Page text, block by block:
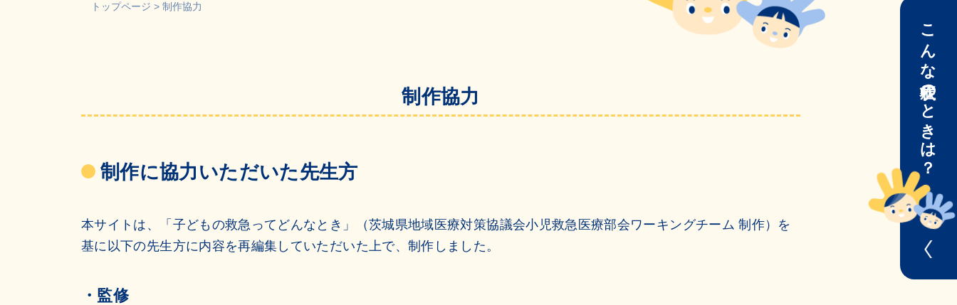
トップページ > 制作協力
制作協力
制作に協力いただいた先生方
本サイトは、「子どもの救急ってどんなとき」（茨城県地域医療対策協議会小児救急医療部会ワーキングチーム 制作）を
基に以下の先生方に内容を再編集していただいた上で、制作しました。
・監修
こんな症状のときは？